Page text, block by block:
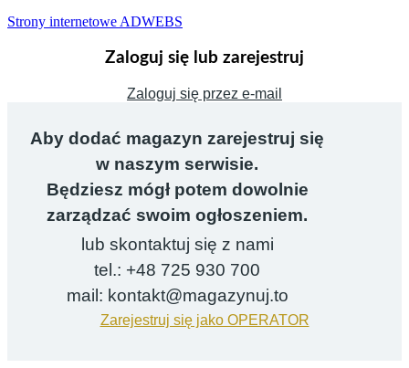
Strony internetowe ADWEBS
Zaloguj się lub zarejestruj
Zaloguj się przez e-mail
Aby dodać magazyn zarejestruj się
w naszym serwisie.
Będziesz mógł potem dowolnie
zarządzać swoim ogłoszeniem.
lub skontaktuj się z nami
tel.: +48 725 930 700
mail: kontakt@magazynuj.to
Zarejestruj się jako OPERATOR